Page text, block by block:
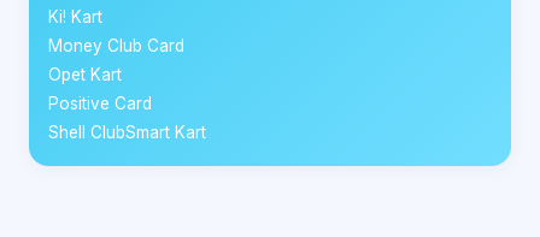
Ki! Kart
Money Club Card
Opet Kart
Positive Card
Shell ClubSmart Kart